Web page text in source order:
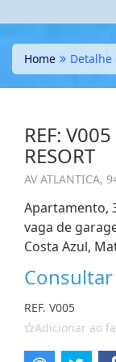
Home Detalhe
REF:
RESORT
AV ATLANTICA,
Apartamento,
vaga de
Costa Azul,
Consultar
REF. V005
Adicionar ao